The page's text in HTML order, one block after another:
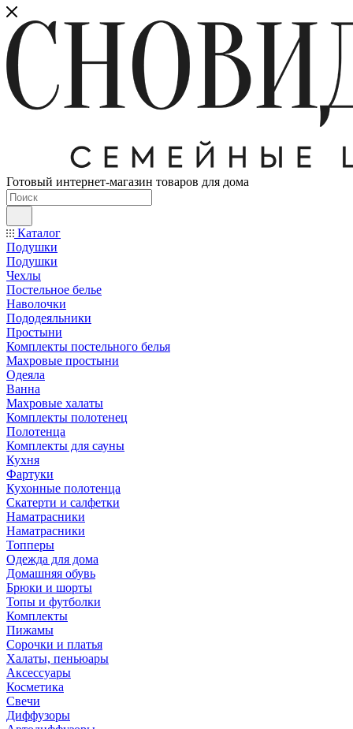
Готовый интернет-магазин товаров для дома
Каталог
Подушки
Подушки
Чехлы
Постельное белье
Наволочки
Пододеяльники
Простыни
Комплекты постельного белья
Махровые простыни
Одеяла
Ванна
Махровые халаты
Комплекты полотенец
Полотенца
Комплекты для сауны
Кухня
Фартуки
Кухонные полотенца
Скатерти и салфетки
Наматрасники
Наматрасники
Топперы
Одежда для дома
Домашняя обувь
Брюки и шорты
Топы и футболки
Комплекты
Пижамы
Сорочки и платья
Халаты, пеньюары
Аксессуары
Косметика
Свечи
Диффузоры